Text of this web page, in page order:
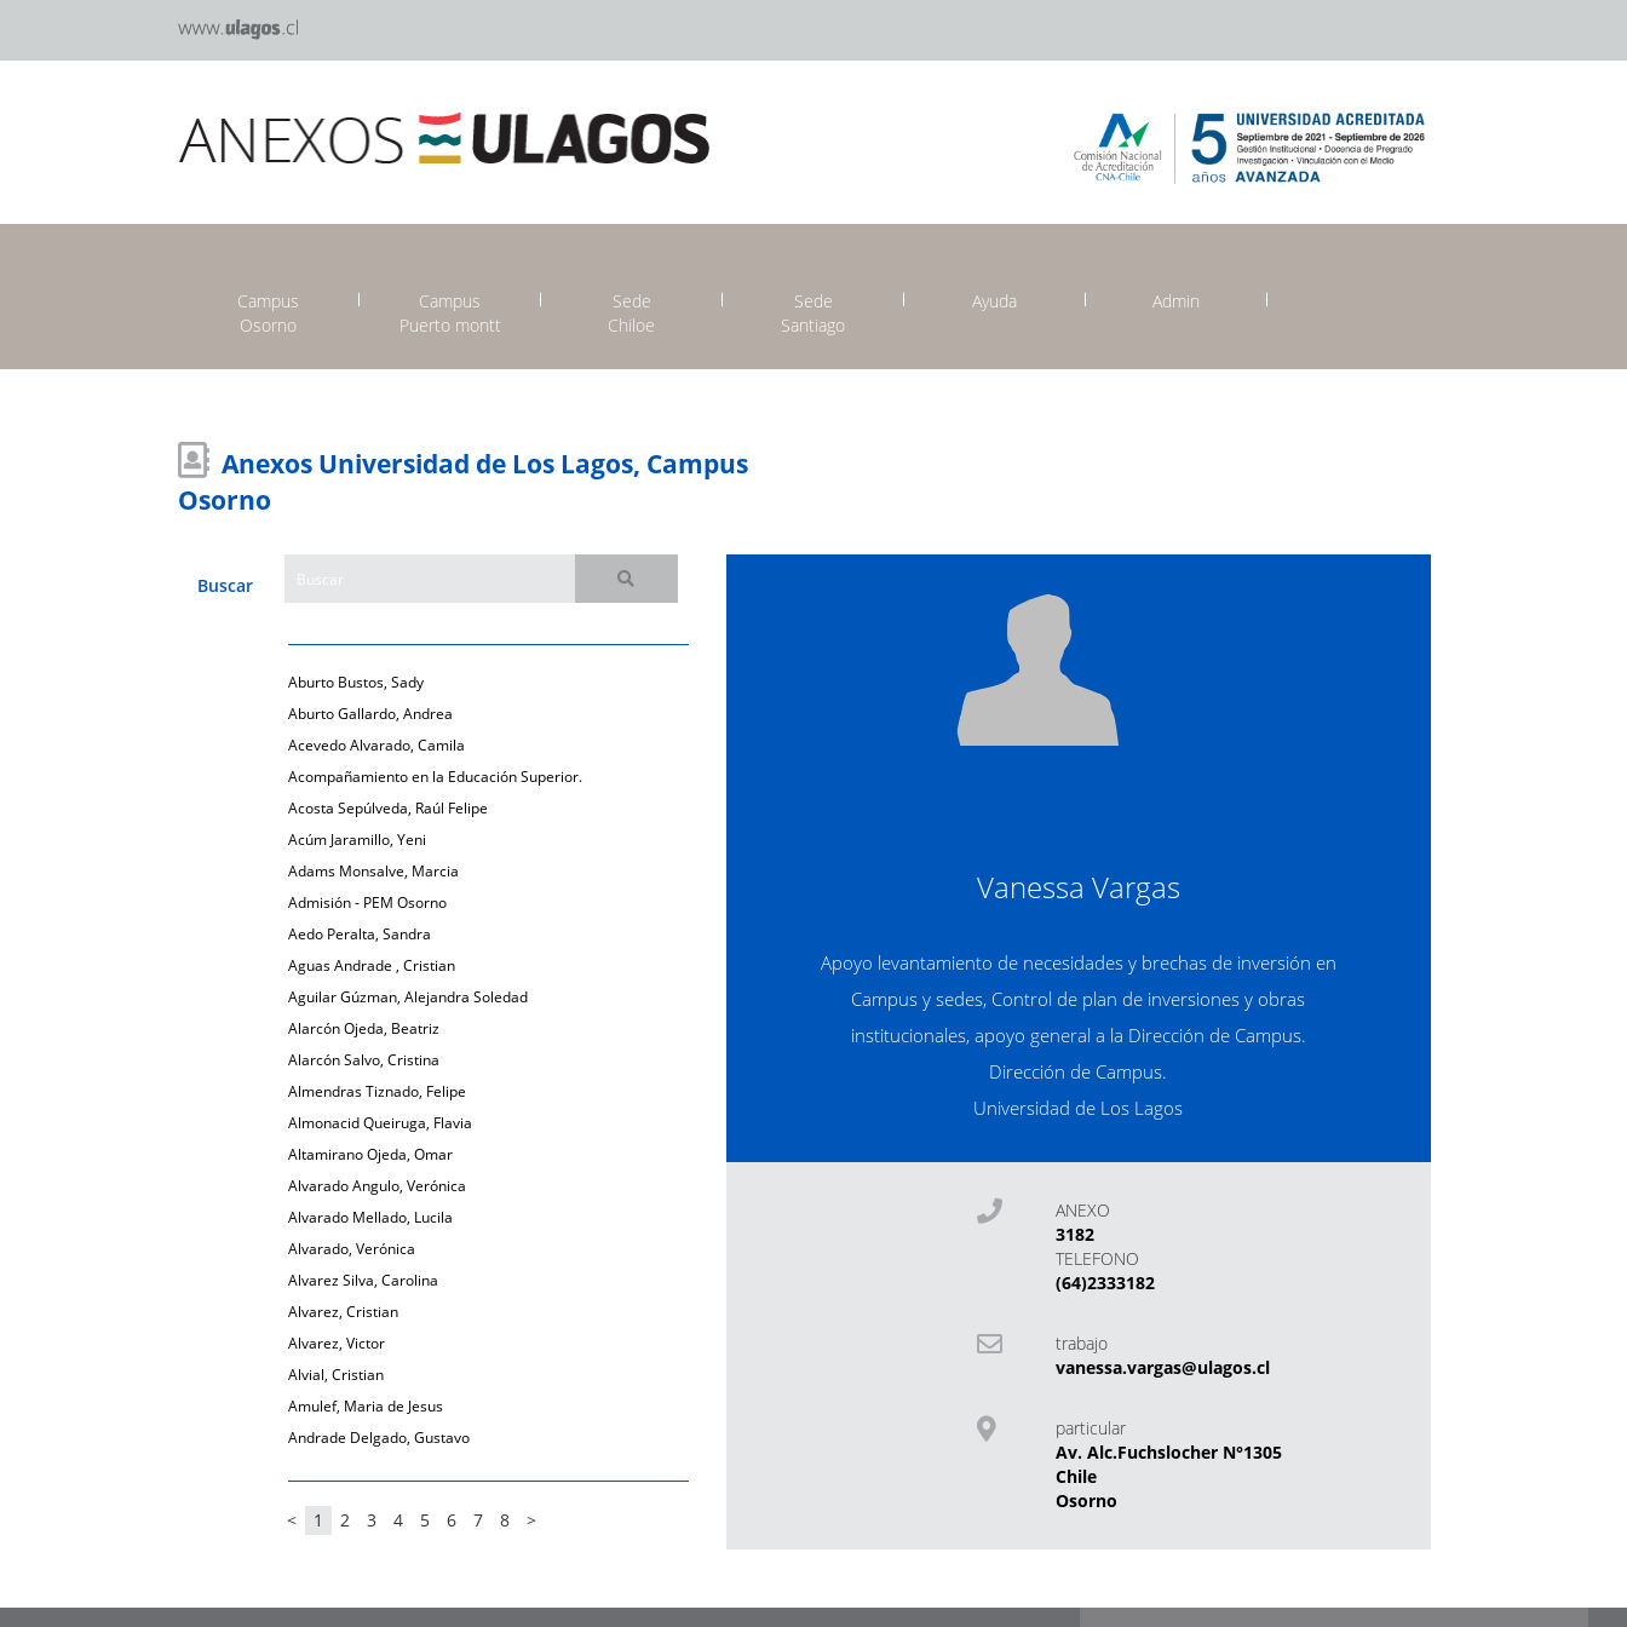
Campus
Osorno
Campus
Puerto montt
Sede
Chiloe
Sede
Santiago
Ayuda Admin
Anexos Universidad de Los Lagos, Campus
Osorno
Buscar
Aburto Bustos, Sady
Aburto Gallardo, Andrea
Acevedo Alvarado, Camila
Acompañamiento en la Educación Superior.
Acosta Sepúlveda, Raúl Felipe
Acúm Jaramillo, Yeni
Adams Monsalve, Marcia
Admisión - PEM Osorno
Aedo Peralta, Sandra
Aguas Andrade , Cristian
Aguilar Gúzman, Alejandra Soledad
Alarcón Ojeda, Beatriz
Alarcón Salvo, Cristina
Almendras Tiznado, Felipe
Almonacid Queiruga, Flavia
Altamirano Ojeda, Omar
Alvarado Angulo, Verónica
Alvarado Mellado, Lucila
Alvarado, Verónica
Alvarez Silva, Carolina
Alvarez, Cristian
Alvarez, Victor
Alvial, Cristian
Amulef, Maria de Jesus
Andrade Delgado, Gustavo
< 1 2 3 4 5 6 7 8 >
Vanessa Vargas
Apoyo levantamiento de necesidades y brechas de inversión en
Campus y sedes, Control de plan de inversiones y obras
institucionales, apoyo general a la Dirección de Campus.
Dirección de Campus.
Universidad de Los Lagos
ANEXO
3182
TELEFONO
(64)2333182
trabajo
vanessa.vargas@ulagos.cl
particular
Av. Alc.Fuchslocher N°1305
Chile
Osorno